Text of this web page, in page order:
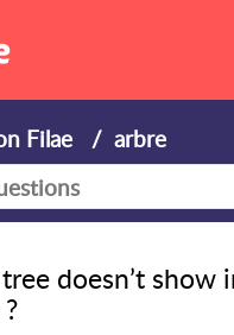
Filae arbre
doesn’t show